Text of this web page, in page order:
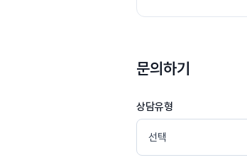
문의하기
상담유형